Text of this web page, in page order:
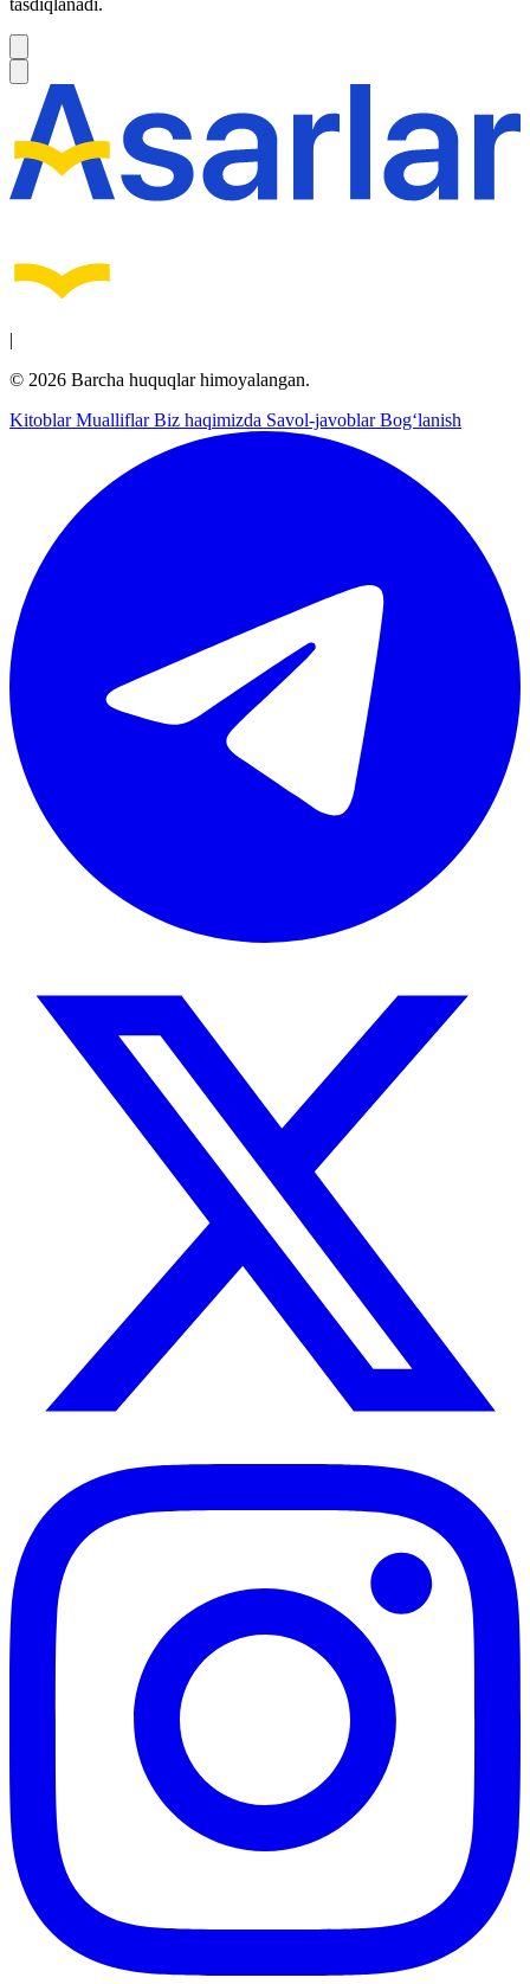
tasdiqlanadi.
|
© 2026 Barcha huquqlar himoyalangan.
KitoblarMualliflarBiz haqimizda Savol-javoblarBog‘lanish